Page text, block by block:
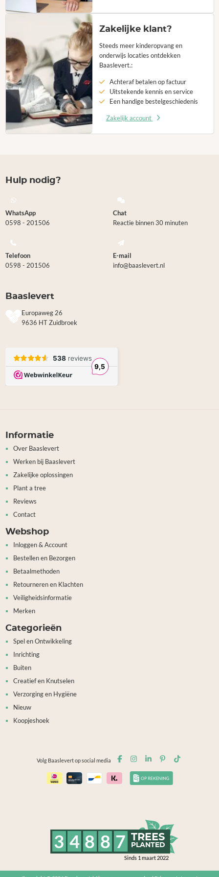
Zakelijke klant?
Steeds meer kinderopvang en
onderwijs locaties ontdekken
Baaslevert.:
Achteraf betalen op factuur
Uitstekende kennis en service
Een handige bestelgeschiedenis
Zakelijk account
Hulp nodig?
WhatsApp
0598 - 201506
Chat
Reactie binnen 30 minuten
Telefoon
0598 - 201506
E-mail
info@baaslevert.nl
Baaslevert
Europaweg 26
9636 HT Zuidbroek
Informatie
Over Baaslevert
Werken bij Baaslevert
Zakelijke oplossingen
Plant a tree
Reviews
Contact
Webshop
Inloggen & Account
Bestellen en Bezorgen
Betaalmethoden
Retourneren en Klachten
Veiligheidsinformatie
Merken
Categorieën
Spel en Ontwikkeling
Inrichting
Buiten
Creatief en Knutselen
Verzorging en Hygiëne
Nieuw
Koopjeshoek
Volg Baaslevert op social media
3 4 8 8 7 TREES
PLANTED
Sinds 1 maart 2022